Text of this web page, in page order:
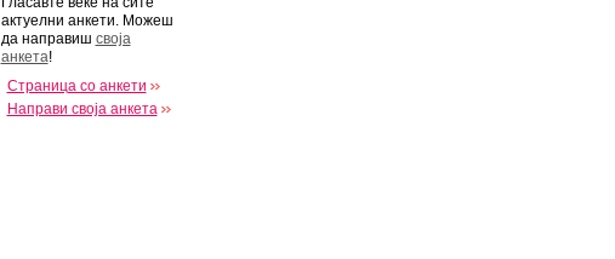
актуелни анкети. Можеш
да направиш своја
анкета!
Страница со анкети
Направи своја анкета